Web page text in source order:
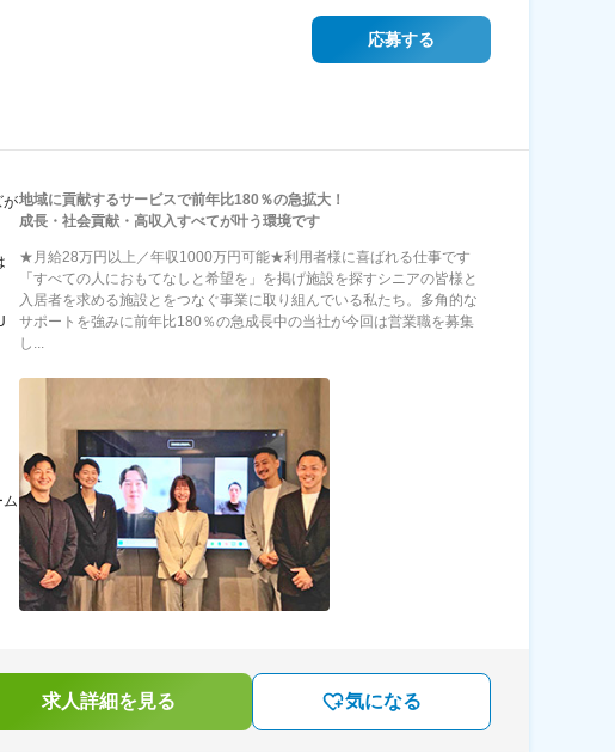
応募する
が地域に貢献するサービスで前年比180％の急拡大！
成長・社会貢献・高収入すべてが叶う環境です
★月給28万円以上／年収1000万円可能★利用者様に喜ばれる仕事です
「すべての人におもてなしと希望を」を掲げ施設を探すシニアの皆様と
入居者を求める施設とをつなぐ事業に取り組んでいる私たち。多角的な
サポートを強みに前年比180％の急成長中の当社が今回は営業職を募集
し...
求人詳細を見る 気になる